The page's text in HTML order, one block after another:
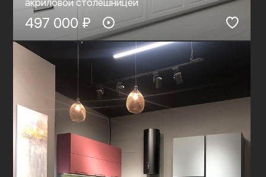
497 000 ₽